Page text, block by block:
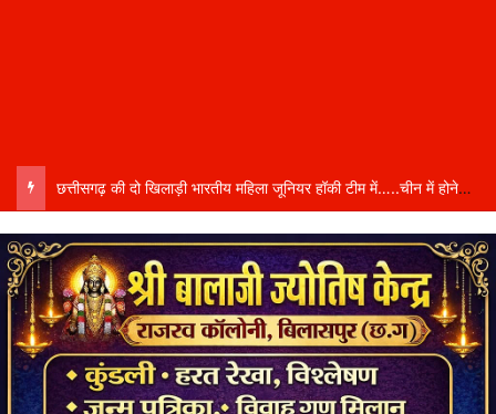
छत्तीसगढ़ की दो खिलाड़ी भारतीय महिला जूनियर हॉकी टीम में…..चीन में होने वाले एशिया कप में दिखाएंगी दम…..राष्ट्रीय टीम में चुनी गईं कांसाबेल की मधु सिदार और बोड़ला की गीता यादव खेलो इंडिया एक्सीलेंस सेंटर…..बिलासपुर में ले रहीं प्रशिक्षण…..उप मुख्यमंत्री अरुण साव ने दोनों खिलाड़ियों को दी बधाई….. वीडियो-कॉल पर बात कर तैयारियों की भी ली जानकारी…..